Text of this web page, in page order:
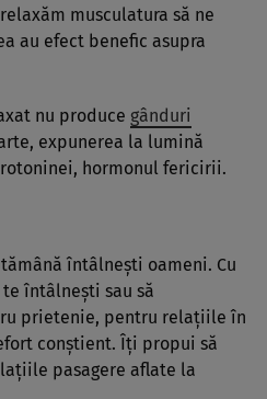
musculatura să ne
au efect benefic asupra
nu produce gânduri
expunerea la lumină
hormonul fericirii.
întâlneşti oameni. Cu
întâlneşti sau să
prietenie, pentru relaţiile în
conştient. Îţi propui să
pasagere aflate la